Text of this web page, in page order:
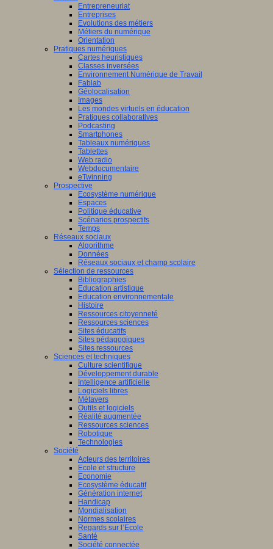
Entrepreneuriat
Entreprises
Evolutions des métiers
Métiers du numérique
Orientation
Pratiques numériques
Cartes heuristiques
Classes inversées
Environnement Numérique de Travail
Fablab
Géolocalisation
Images
Les mondes virtuels en éducation
Pratiques collaboratives
Podcasting
Smartphones
Tableaux numériques
Tablettes
Web radio
Webdocumentaire
eTwinning
Prospective
Ecosystème numérique
Espaces
Politique éducative
Scénarios prospectifs
Temps
Réseaux sociaux
Algorithme
Données
Réseaux sociaux et champ scolaire
Sélection de ressources
Bibliographies
Education artistique
Education environnementale
Histoire
Ressources citoyenneté
Ressources sciences
Sites éducatifs
Sites pédagogiques
Sites ressources
Sciences et techniques
Culture scientifique
Développement durable
Intelligence artificielle
Logiciels libres
Métavers
Outils et logiciels
Réalité augmentée
Ressources sciences
Robotique
Technologies
Société
Acteurs des territoires
Ecole et structure
Economie
Ecosystème éducatif
Génération internet
Handicap
Mondialisation
Normes scolaires
Regards sur l’Ecole
Santé
Société connectée